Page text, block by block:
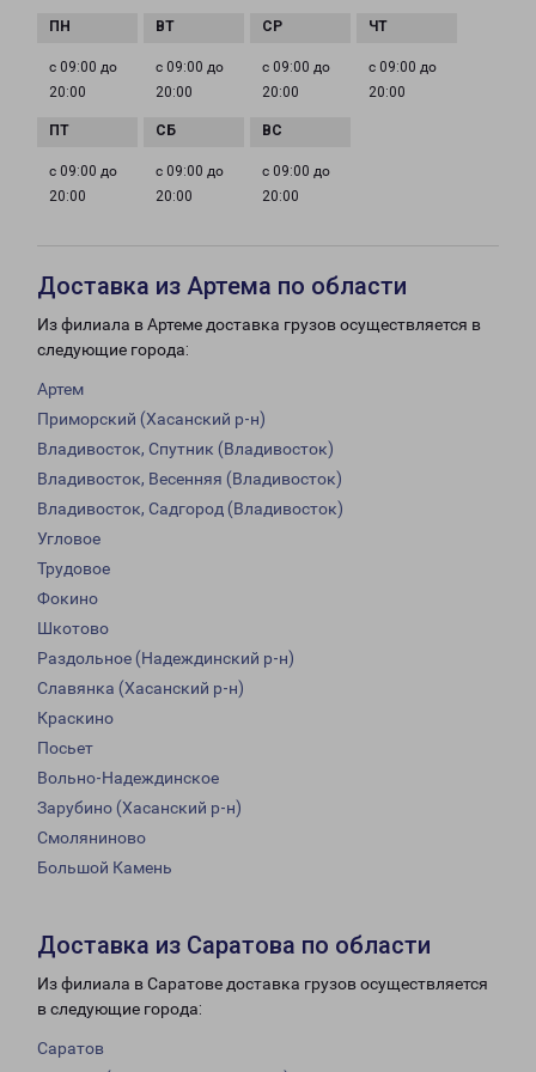
с 09:00 до
20:00
с 09:00 до
20:00
с 09:00 до
20:00
с 09:00 до
20:00
с 09:00 до
20:00
с 09:00 до
20:00
с 09:00 до
20:00
Доставка из Артема по области
Из филиала в Артеме доставка грузов осуществляется в
следующие города:
Артем
Приморский (Хасанский р-н)
Владивосток, Спутник (Владивосток)
Владивосток, Весенняя (Владивосток)
Владивосток, Садгород (Владивосток)
Угловое
Трудовое
Фокино
Шкотово
Раздольное (Надеждинский р-н)
Славянка (Хасанский р-н)
Краскино
Посьет
Вольно-Надеждинское
Зарубино (Хасанский р-н)
Смоляниново
Большой Камень
Доставка из Саратова по области
Из филиала в Саратове доставка грузов осуществляется
в следующие города:
Саратов